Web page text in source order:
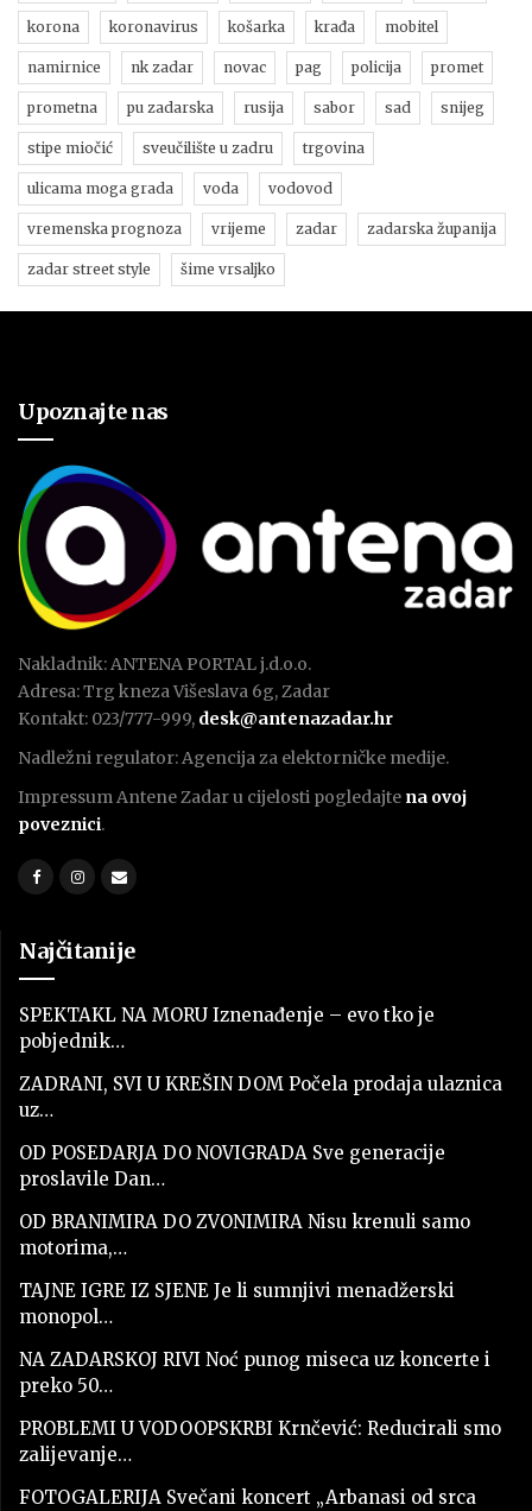
korona koronavirus košarka krađa mobitel
namirnice nk zadar novac pag policija promet
prometna pu zadarska rusija sabor sad snijeg
stipe miočić sveučilište u zadru trgovina
ulicama moga grada voda vodovod
vremenska prognoza vrijeme zadar zadarska županija
zadar street style šime vrsaljko
Upoznajte nas
Nakladnik: ANTENA PORTAL j.d.o.o.
Adresa: Trg kneza Višeslava 6g, Zadar
Kontakt: 023/777-999, desk@antenazadar.hr
Nadležni regulator: Agencija za elektorničke medije.
Impressum Antene Zadar u cijelosti pogledajte na ovoj
poveznici.
Najčitanije
SPEKTAKL NA MORU Iznenađenje – evo tko je
pobjednik…
ZADRANI, SVI U KREŠIN DOM Počela prodaja ulaznica
uz…
OD POSEDARJA DO NOVIGRADA Sve generacije
proslavile Dan…
OD BRANIMIRA DO ZVONIMIRA Nisu krenuli samo
motorima,…
TAJNE IGRE IZ SJENE Je li sumnjivi menadžerski
monopol…
NA ZADARSKOJ RIVI Noć punog miseca uz koncerte i
preko 50…
PROBLEMI U VODOOPSKRBI Krnčević: Reducirali smo
zalijevanje…
FOTOGALERIJA Svečani koncert „Arbanasi od srca